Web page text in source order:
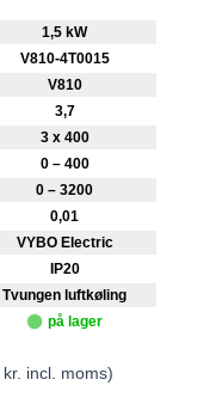
1,5 kW
V810-4T0015
V810
3,7
3 x 400
0 – 400
0 – 3200
0,01
VYBO Electric
IP20
Tvungen luftkøling
på lager
kr. incl. moms)